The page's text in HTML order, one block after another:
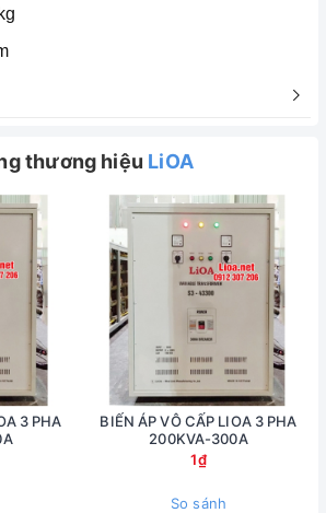
thương hiệu LiOA
3 PHA
BIẾN ÁP VÔ CẤP LIOA 3 PHA
200KVA-300A
1₫
So sánh